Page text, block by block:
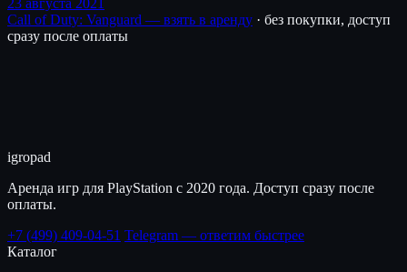
Call of Duty: Vanguard — взять в аренду · без покупки, доступ
сразу после оплаты
igropad
Аренда игр для PlayStation с 2020 года. Доступ сразу после
оплаты.
+7 (499) 409-04-51 Telegram — ответим быстрее
Каталог